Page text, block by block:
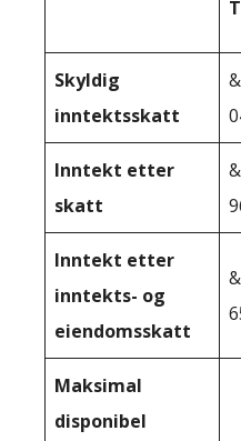
Skyldig
inntektsskatt
Inntekt etter
skatt
Inntekt etter
inntekts- og
eiendomsskatt
Maksimal
disponibel